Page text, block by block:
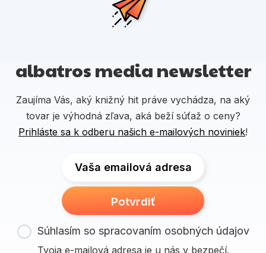
albatros media newsletter
Zaujíma Vás, aký knižný hit práve vychádza, na aký
tovar je výhodná zľava, aká beží súťaž o ceny?
Prihláste sa k odberu našich e-mailových noviniek!
Vaša emailová adresa
Potvrdiť
Súhlasím so spracovaním osobných údajov
Tvoja e-mailová adresa je u nás v bezpečí.